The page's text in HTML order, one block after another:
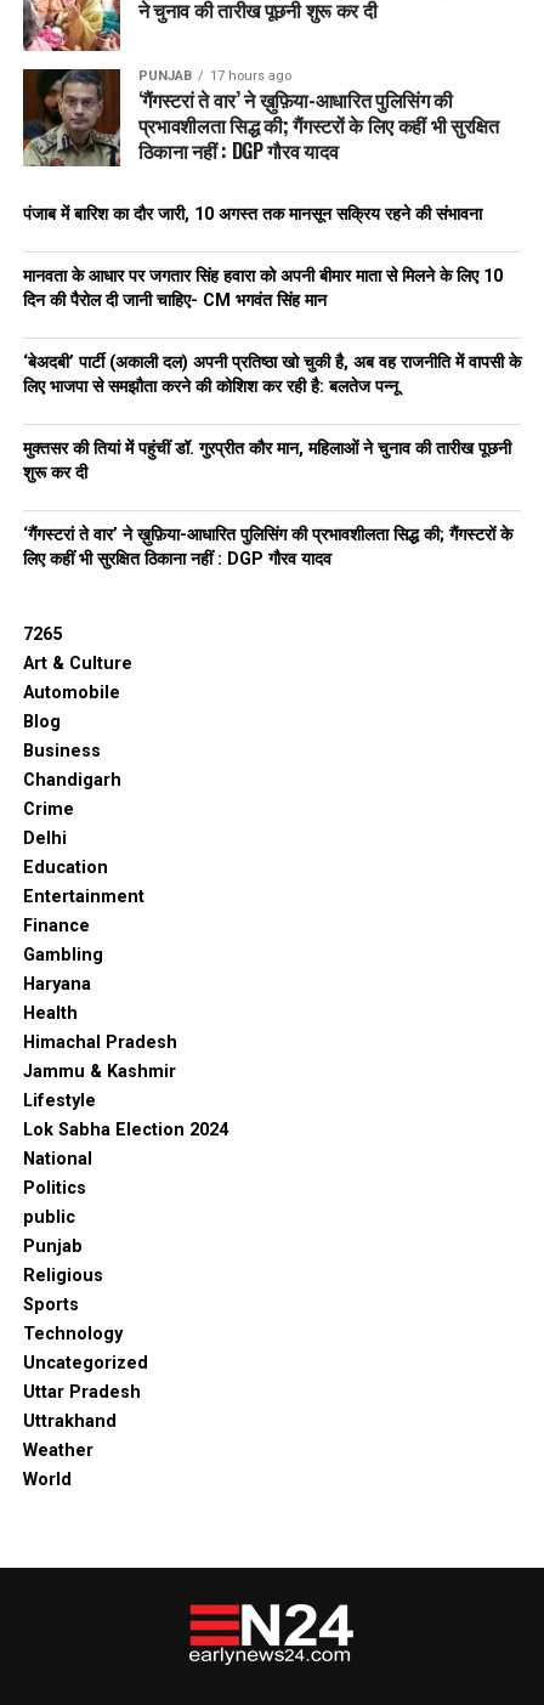
“हम दुनिया से अपील करते हैं कि आतंकी और पीड़ितों को एक जैसा न
समझें। यह नैतिक रूप से गलत है।”
ताज़ा अपडेट
समर्थन किया है
पाकिस्तान अंतरराष्ट्रीय स्तर पर घिरता जा रहा है
भारत अब सिर्फ शब्दों से नहीं,Actionसे जवाब दे रहा है। जयशंकर का
सख्त संदेश, ऑपरेशन सिंदूर की सफलता और अंतरराष्ट्रीय समर्थन ने एक
भारत अब चुप नहीं बैठेगा। आतंकी हो या उनका समर्थक,अब हर कोई
जवाब देगा।
RELATED TOPICS:
INDIAFIGHTSTERROR
INTERNATIONALSUPPORT
OPERATIONSINDOOR
Air India का Plane Ahmedabad में हादसे का शिकार – अब तक
की पूरी जानकारी
Germany में ‘Operation Sindoor’ के तहत संयुक्त संदेश –
Terrorism के खिलाफ भारत का अभेद्य संकल्प
ने चुनाव की तारीख पूछनी शुरू कर दी
PUNJAB 17 hours ago
‘गैंगस्टरां ते वार’ ने ख़ुफ़िया-आधारित पुलिसिंग की
प्रभावशीलता सिद्ध की; गैंगस्टरों के लिए कहीं भी सुरक्षित
ठिकाना नहीं : DGP गौरव यादव
पंजाब में बारिश का दौर जारी, 10 अगस्त तक मानसून सक्रिय रहने की संभावना
मानवता के आधार पर जगतार सिंह हवारा को अपनी बीमार माता से मिलने के लिए 10
दिन की पैरोल दी जानी चाहिए- CM भगवंत सिंह मान
‘बेअदबी’ पार्टी (अकाली दल) अपनी प्रतिष्ठा खो चुकी है, अब वह राजनीति में वापसी के
लिए भाजपा से समझौता करने की कोशिश कर रही है: बलतेज पन्नू
मुक्तसर की तियां में पहुंचीं डॉ. गुरप्रीत कौर मान, महिलाओं ने चुनाव की तारीख पूछनी
शुरू कर दी
‘गैंगस्टरां ते वार’ ने ख़ुफ़िया-आधारित पुलिसिंग की प्रभावशीलता सिद्ध की; गैंगस्टरों के
लिए कहीं भी सुरक्षित ठिकाना नहीं : DGP गौरव यादव
7265
Art & Culture
Automobile
Blog
Business
Chandigarh
Crime
Delhi
Education
Entertainment
Finance
Gambling
Haryana
Health
Himachal Pradesh
Jammu & Kashmir
Lifestyle
Lok Sabha Election 2024
National
Politics
public
Punjab
Religious
Sports
Technology
Uncategorized
Uttar Pradesh
Uttrakhand
Weather
World